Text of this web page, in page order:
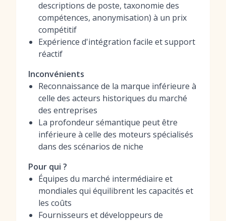
descriptions de poste, taxonomie des
compétences, anonymisation) à un prix
compétitif
Expérience d'intégration facile et support
réactif
Inconvénients
Reconnaissance de la marque inférieure à
celle des acteurs historiques du marché
des entreprises
La profondeur sémantique peut être
inférieure à celle des moteurs spécialisés
dans des scénarios de niche
Pour qui ?
Équipes du marché intermédiaire et
mondiales qui équilibrent les capacités et
les coûts
Fournisseurs et développeurs de